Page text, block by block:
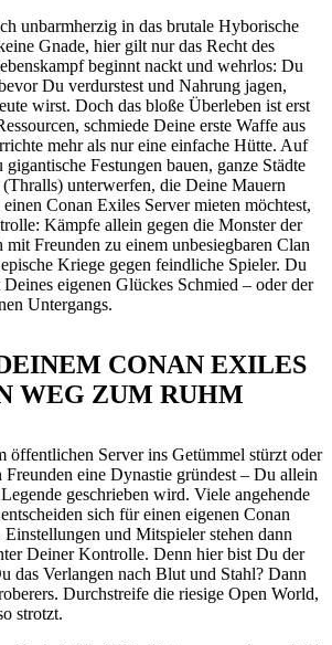
unbarmherzig in das brutale Hyborische
Gnade, hier gilt nur das Recht des
beginnt nackt und wehrlos: Du
Du verdurstest und Nahrung jagen,
wirst. Doch das bloße Überleben ist erst
schmiede Deine erste Waffe aus
mehr als nur eine einfache Hütte. Auf
Festungen bauen, ganze Städte
unterwerfen, die Deine Mauern
Conan Exiles Server mieten möchtest,
Kämpfe allein gegen die Monster der
Freunden zu einem unbesiegbaren Clan
Kriege gegen feindliche Spieler. Du
eigenen Glückes Schmied – oder der
Untergangs.
CONAN EXILES
WEG ZUM RUHM
öffentlichen Server ins Getümmel stürzt oder
eine Dynastie gründest – Du allein
geschrieben wird. Viele angehende
sich für einen eigenen Conan
und Mitspieler stehen dann
Deiner Kontrolle. Denn hier bist Du der
das Verlangen nach Blut und Stahl? Dann
Durchstreife die riesige Open World,
strotzt.